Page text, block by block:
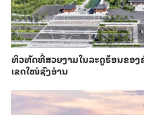
ທິວທັດທີ່ສວຍງາມໃນລະດູຮ້ອນຂອງ
ເຂດໃໝ່ຊົງອ່ານ